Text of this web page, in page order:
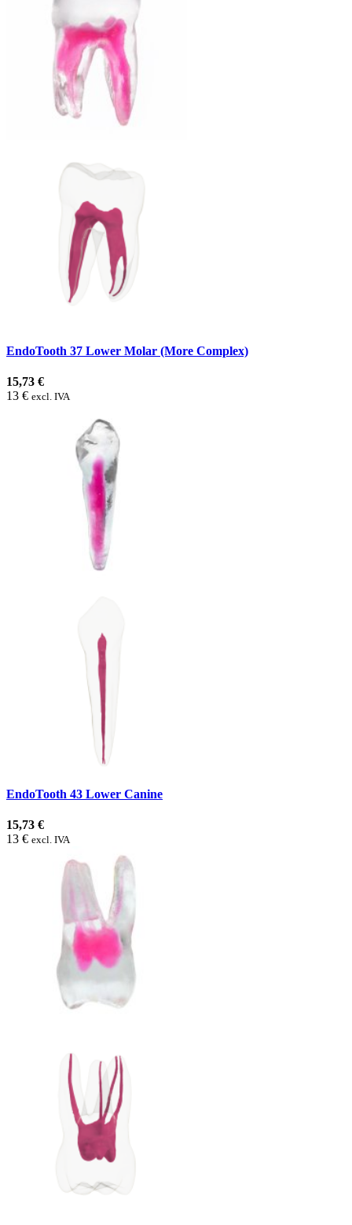
EndoTooth 37 Lower Molar (More Complex)
15,73 €
13 € excl. IVA
EndoTooth 43 Lower Canine
15,73 €
13 € excl. IVA